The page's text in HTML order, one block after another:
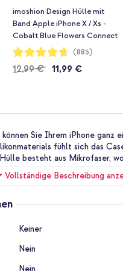
imoshion Design Hülle mit
Band Apple iPhone X / Xs -
Cobalt Blue Flowers Connect
Bewertung:
94%
(885)
12,99 € 11,99 €
Vollständige Beschreibung
Sie Ihrem iPhone ganz
fühlt sich das
besteht aus Mikrofaser,
Produkte. Dieses
den Experten bei Apple
Silikon besteht, bietet sie
Keiner
Nein